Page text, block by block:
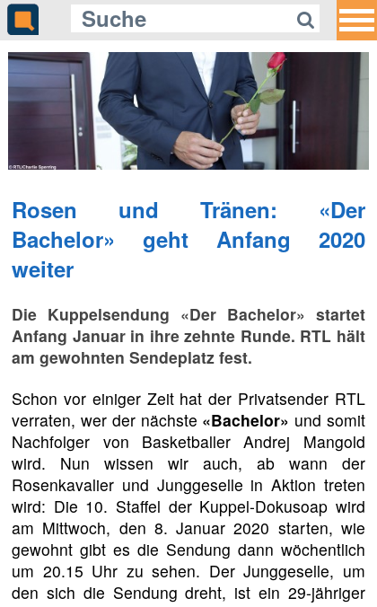
Rosen und Tränen: «Der
Bachelor» geht Anfang 2020
weiter
Die Kuppelsendung «Der Bachelor» startet
Anfang Januar in ihre zehnte Runde. RTL hält
am gewohnten Sendeplatz fest.
Schon vor einiger Zeit hat der Privatsender RTL
verraten, wer der nächste «Bachelor» und somit
Nachfolger von Basketballer Andrej Mangold
wird. Nun wissen wir auch, ab wann der
Rosenkavalier und Junggeselle in Aktion treten
wird: Die 10. Staffel der Kuppel-Dokusoap wird
am Mittwoch, den 8. Januar 2020 starten, wie
gewohnt gibt es die Sendung dann wöchentlich
um 20.15 Uhr zu sehen. Der Junggeselle, um
den sich die Sendung dreht, ist ein 29-jähriger